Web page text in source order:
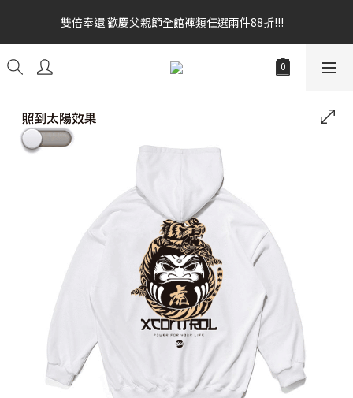
雙倍奉還 歡慶父親節全館褲類任選兩件88折!!!
雙倍奉還 歡慶父親節全館褲類任選兩件88折!!!
全館消費滿額$1680贈3D好野貓公仔(絲綢鐵黑) 滿額$2499贈達摩
金幣 送完為止!  滿$3000再贈現金卷$300元
雙倍奉還 歡慶父親節全館褲類任選兩件88折!!!